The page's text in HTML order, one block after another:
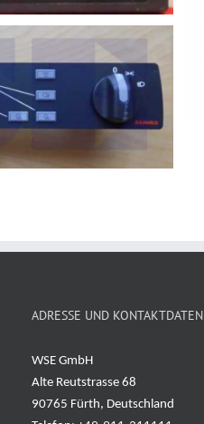
ADRESSE UND KONTAKTDATEN
WSE GmbH
Alte Reutstrasse 68
90765 Fürth, Deutschland